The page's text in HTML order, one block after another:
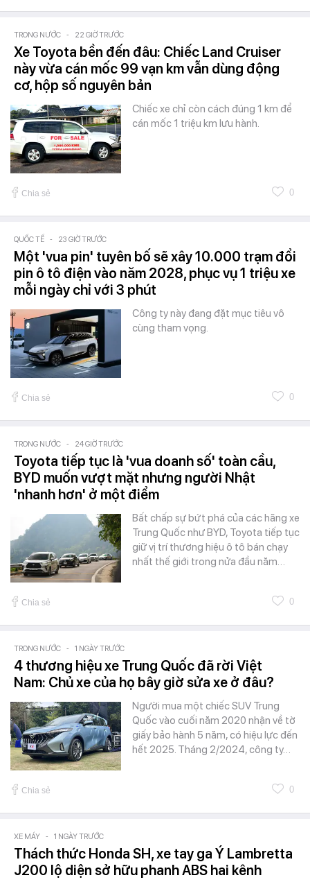
TRONG NƯỚC - 22 GIỜ TRƯỚC
Xe Toyota bền đến đâu: Chiếc Land Cruiser
này vừa cán mốc 99 vạn km vẫn dùng động
cơ, hộp số nguyên bản
Chiếc xe chỉ còn cách đúng 1 km để
cán mốc 1 triệu km lưu hành.
Chia sẻ 0
QUỐC TẾ - 23 GIỜ TRƯỚC
Một 'vua pin' tuyên bố sẽ xây 10.000 trạm đổi
pin ô tô điện vào năm 2028, phục vụ 1 triệu xe
mỗi ngày chỉ với 3 phút
Công ty này đang đặt mục tiêu vô
cùng tham vọng.
Chia sẻ 0
TRONG NƯỚC - 24 GIỜ TRƯỚC
Toyota tiếp tục là 'vua doanh số' toàn cầu,
BYD muốn vượt mặt nhưng người Nhật
'nhanh hơn' ở một điểm
Bất chấp sự bứt phá của các hãng xe
Trung Quốc như BYD, Toyota tiếp tục
giữ vị trí thương hiệu ô tô bán chạy
nhất thế giới trong nửa đầu năm…
Chia sẻ 0
TRONG NƯỚC - 1 NGÀY TRƯỚC
4 thương hiệu xe Trung Quốc đã rời Việt
Nam: Chủ xe của họ bây giờ sửa xe ở đâu?
Người mua một chiếc SUV Trung
Quốc vào cuối năm 2020 nhận về tờ
giấy bảo hành 5 năm, có hiệu lực đến
hết 2025. Tháng 2/2024, công ty…
Chia sẻ 0
XE MÁY - 1 NGÀY TRƯỚC
Thách thức Honda SH, xe tay ga Ý Lambretta
J200 lộ diện sở hữu phanh ABS hai kênh